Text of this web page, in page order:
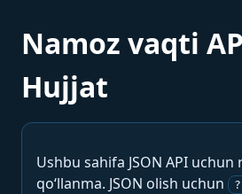
Namoz vaqti
Hujjat
Ushbu sahifa JSON API
qo‘llanma. JSON olish uchun